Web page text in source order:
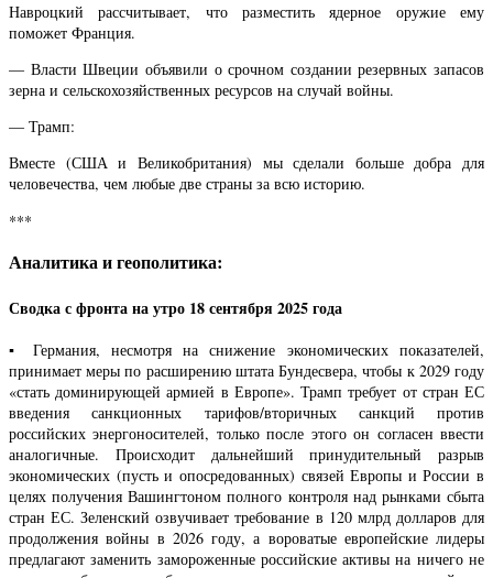
Навроцкий рассчитывает, что разместить ядерное оружие ему
поможет Франция.
— Власти Швеции объявили о срочном создании резервных запасов
зерна и сельскохозяйственных ресурсов на случай войны.
— Трамп:
Вместе (США и Великобритания) мы сделали больше добра для
человечества, чем любые две страны за всю историю.
***
Аналитика и геополитика:
Сводка с фронта на утро 18 сентября 2025 года
▪️ Германия, несмотря на снижение экономических показателей,
принимает меры по расширению штата Бундесвера, чтобы к 2029 году
«стать доминирующей армией в Европе». Трамп требует от стран ЕС
введения санкционных тарифов/вторичных санкций против
российских энергоносителей, только после этого он согласен ввести
аналогичные. Происходит дальнейший принудительный разрыв
экономических (пусть и опосредованных) связей Европы и России в
целях получения Вашингтоном полного контроля над рынками сбыта
стран ЕС. Зеленский озвучивает требование в 120 млрд долларов для
продолжения войны в 2026 году, а вороватые европейские лидеры
предлагают заменить замороженные российские активы на ничего не